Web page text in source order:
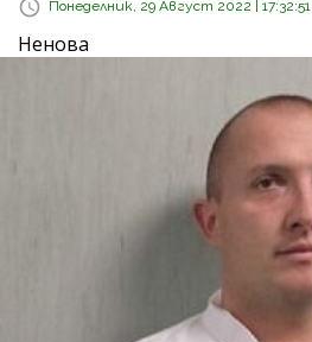
Понеделник, 29 Август 2022 | 17:32:51
Ненова